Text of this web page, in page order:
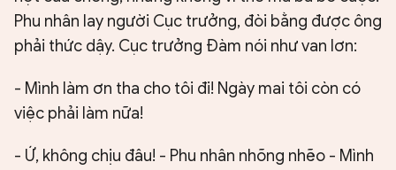
Phu nhân lay người Cục trưởng, đòi bằng được ông
phải thức dậy. Cục trưởng Đàm nói như van lơn:
- Mình làm ơn tha cho tôi đi! Ngày mai tôi còn có
việc phải làm nữa!
- Ứ, không chịu đâu! - Phu nhân nhõng nhẽo - Mình